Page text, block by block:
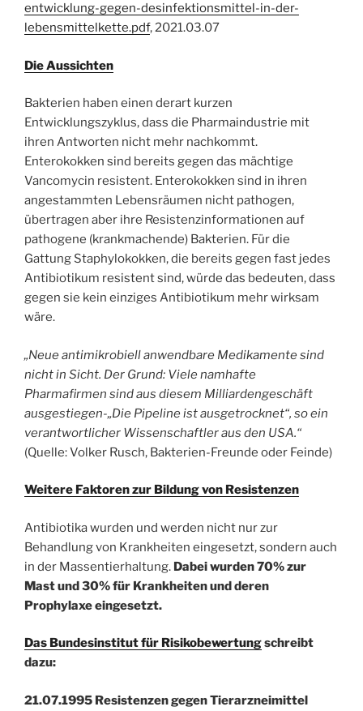
entwicklung-gegen-desinfektionsmittel-in-der-
lebensmittelkette.pdf, 2021.03.07
Die Aussichten
Bakterien haben einen derart kurzen
Entwicklungszyklus, dass die Pharmaindustrie mit
ihren Antworten nicht mehr nachkommt.
Enterokokken sind bereits gegen das mächtige
Vancomycin resistent. Enterokokken sind in ihren
angestammten Lebensräumen nicht pathogen,
übertragen aber ihre Resistenzinformationen auf
pathogene (krankmachende) Bakterien. Für die
Gattung Staphylokokken, die bereits gegen fast jedes
Antibiotikum resistent sind, würde das bedeuten, dass
gegen sie kein einziges Antibiotikum mehr wirksam
wäre.
„Neue antimikrobiell anwendbare Medikamente sind
nicht in Sicht. Der Grund: Viele namhafte
Pharmafirmen sind aus diesem Milliardengeschäft
ausgestiegen-„Die Pipeline ist ausgetrocknet“, so ein
verantwortlicher Wissenschaftler aus den USA.“
(Quelle: Volker Rusch, Bakterien-Freunde oder Feinde)
Weitere Faktoren zur Bildung von Resistenzen
Antibiotika wurden und werden nicht nur zur
Behandlung von Krankheiten eingesetzt, sondern auch
in der Massentierhaltung. Dabei wurden 70% zur
Mast und 30% für Krankheiten und deren
Prophylaxe eingesetzt.
Das Bundesinstitut für Risikobewertungschreibt
dazu:
21.07.1995 Resistenzen gegen Tierarzneimittel